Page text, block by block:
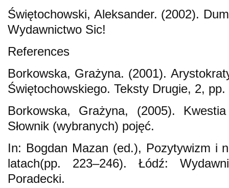
Świętochowski, Aleksander. (2002).
Wydawnictwo Sic!
References
Borkowska, Grażyna. (2001).
Świętochowskiego. Teksty Drugie, 2, pp.
Borkowska, Grażyna, (2005).
Słownik (wybranych) pojęć.
In: Bogdan Mazan (ed.), Pozytywizm i
latach(pp. 223–246). Łódź:
Poradecki.